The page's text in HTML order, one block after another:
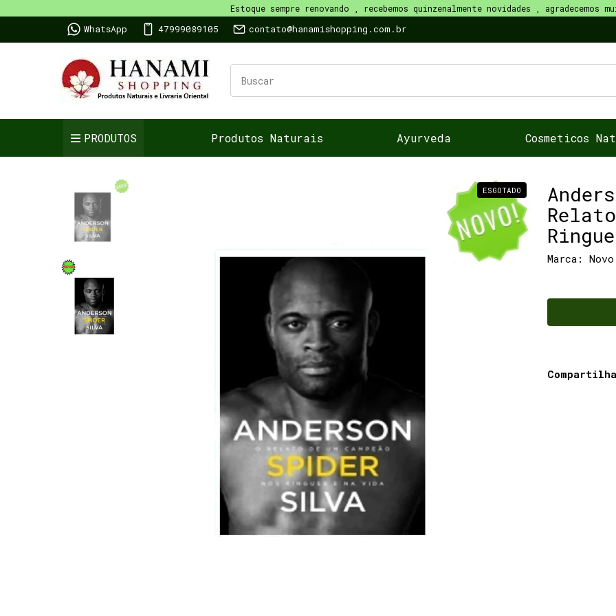
Estoque sempre renovando , recebemos quinzenalmente novidades ,
WhatsApp 47999089105 contato@hanamishopping.com.br
PRODUTOS Produtos Naturais Ayurveda Cosmeticos
ESGOTADO
Marca: Novo